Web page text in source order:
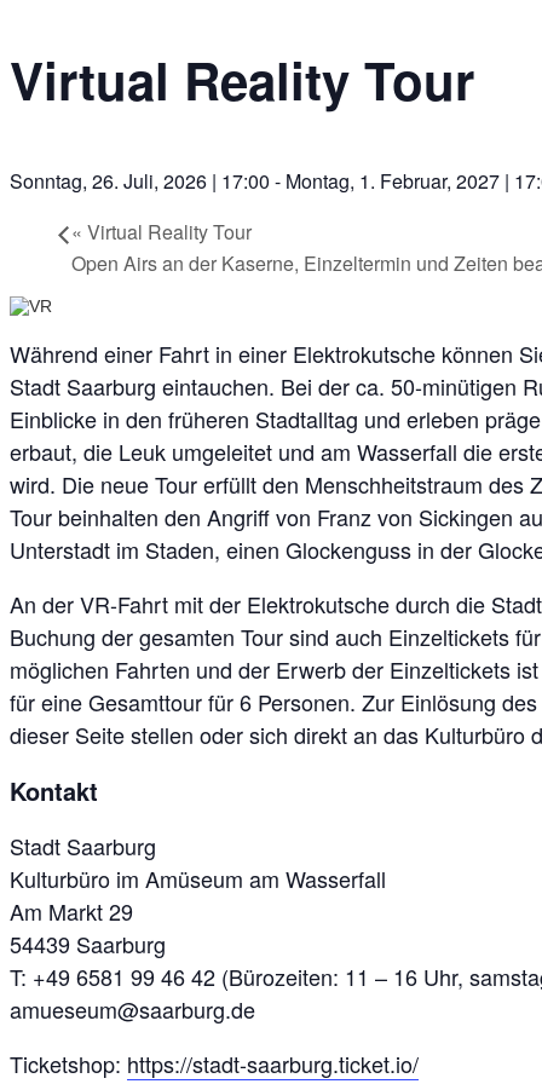
Virtual Reality Tour
Sonntag, 26. Juli, 2026 | 17:00 - Montag, 1. Februar, 2027 |
« Virtual Reality Tour
Open Airs an der Kaserne, Einzeltermin und Zeiten
Während einer Fahrt in einer Elektrokutsche können
Stadt Saarburg eintauchen. Bei der ca. 50-minütigen
Einblicke in den früheren Stadtalltag und erleben
erbaut, die Leuk umgeleitet und am Wasserfall die
wird. Die neue Tour erfüllt den Menschheitstraum
Tour beinhalten den Angriff von Franz von Sickingen
Unterstadt im Staden, einen Glockenguss in der
An der VR-Fahrt mit der Elektrokutsche durch die
Buchung der gesamten Tour sind auch Einzeltickets
möglichen Fahrten und der Erwerb der Einzeltickets
für eine Gesamttour für 6 Personen. Zur Einlösung
dieser Seite stellen oder sich direkt an das Kulturbüro
Kontakt
Stadt Saarburg
Kulturbüro im Amüseum am Wasserfall
Am Markt 29
54439 Saarburg
T: +49 6581 99 46 42 (Bürozeiten: 11 – 16 Uhr,
amueseum@saarburg.de
Ticketshop: https://stadt-saarburg.ticket.io/